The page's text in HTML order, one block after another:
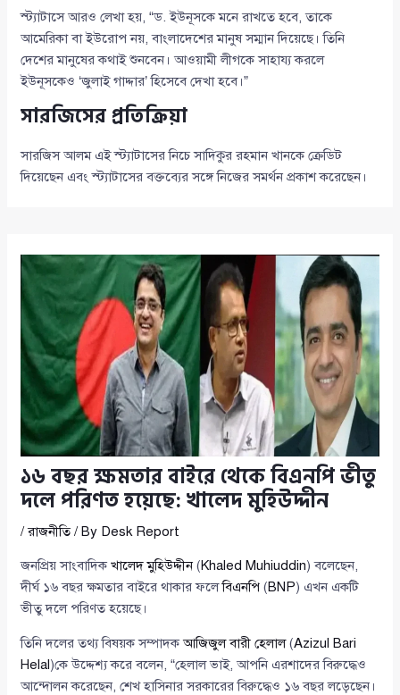
স্ট্যাটাসে আরও লেখা হয়, “ড. ইউনূসকে মনে রাখতে হবে, তাকে
আমেরিকা বা ইউরোপ নয়, বাংলাদেশের মানুষ সম্মান দিয়েছে। তিনি
দেশের মানুষের কথাই শুনবেন। আওয়ামী লীগকে সাহায্য করলে
ইউনূসকেও ‘জুলাই গাদ্দার’ হিসেবে দেখা হবে।”
সারজিসের প্রতিক্রিয়া
সারজিস আলম এই স্ট্যাটাসের নিচে সাদিকুর রহমান খানকে ক্রেডিট
দিয়েছেন এবং স্ট্যাটাসের বক্তব্যের সঙ্গে নিজের সমর্থন প্রকাশ করেছেন।
১৬ বছর ক্ষমতার বাইরে থেকে বিএনপি ভীতু
দলে পরিণত হয়েছে: খালেদ মুহিউদ্দীন
/রাজনীতি/ By Desk Report
জনপ্রিয় সাংবাদিকখালেদ মুহিউদ্দীন(Khaled Muhiuddin) বলেছেন,
দীর্ঘ ১৬ বছর ক্ষমতার বাইরে থাকার ফলেবিএনপি (BNP) এখন একটি
ভীতু দলে পরিণত হয়েছে।
তিনি দলের তথ্য বিষয়ক সম্পাদকআজিজুল বারী হেলাল(Azizul Bari
Helal)কে উদ্দেশ্য করে বলেন, “হেলাল ভাই, আপনি এরশাদের বিরুদ্ধেও
আন্দোলন করেছেন, শেখ হাসিনার সরকারের বিরুদ্ধেও ১৬ বছর লড়েছেন।